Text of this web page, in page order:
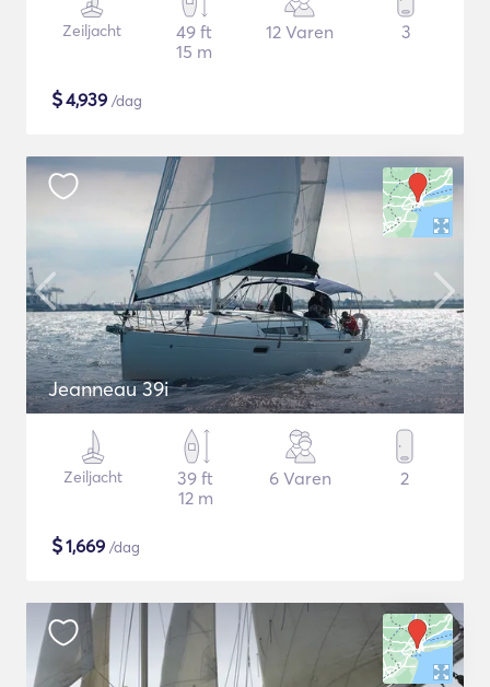
Zeiljacht
49 ft
15 m
12 Varen 3
$4,939 /dag
Jeanneau 39i
Zeiljacht
39 ft
12 m
6 Varen 2
$1,669 /dag